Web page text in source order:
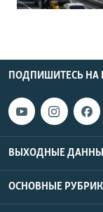
ПОДПИШИТЕСЬ НА
ВЫХОДНЫЕ
ОСНОВНЫЕ